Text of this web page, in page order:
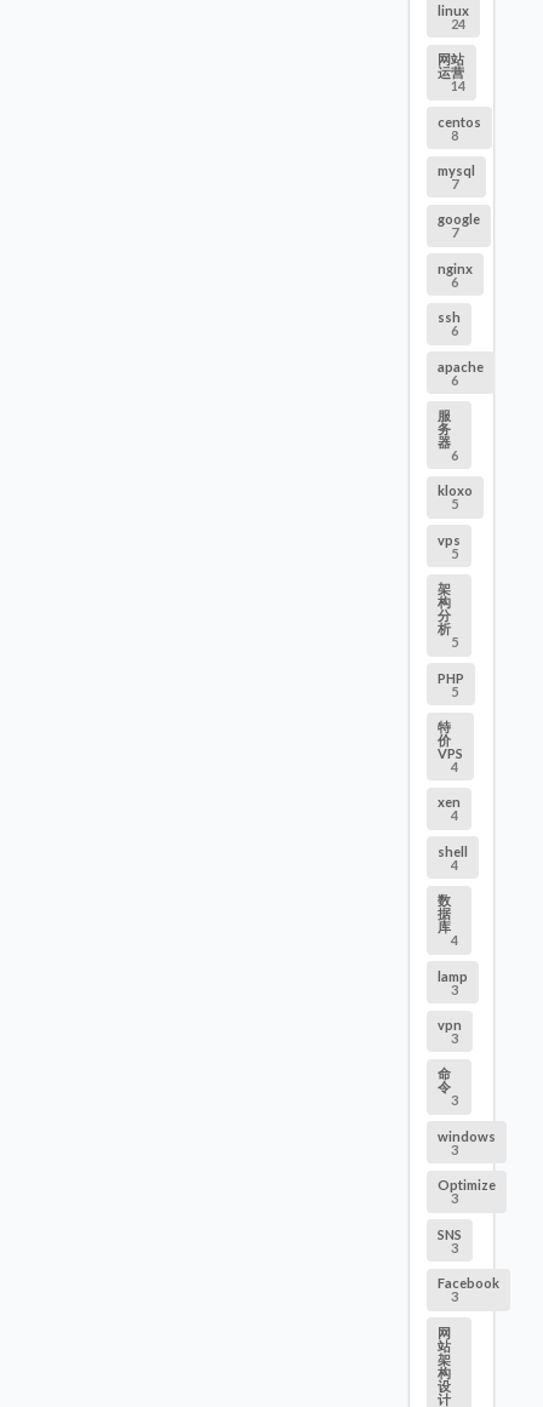
linux
24
网站
运营
14
centos
8
mysql
7
google
7
nginx
6
ssh
6
apache
6
服
务
器
6
kloxo
5
vps
5
架
构
分
析
5
PHP
5
特
价
VPS
4
xen
4
shell
4
数
据
库
4
lamp
3
vpn
3
命
令
3
windows
3
Optimize
3
SNS
3
Facebook
3
网
站
架
构
设
计